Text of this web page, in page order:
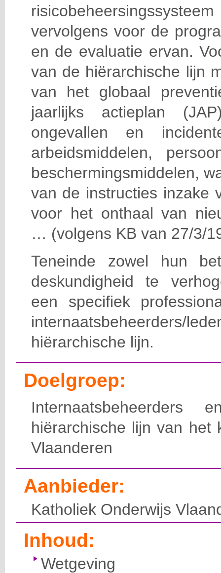
vervolgens voor de
en de evaluatie ervan.
van de hiërarchische lijn
van het globaal
jaarlijks actieplan
ongevallen en
arbeidsmiddelen,
beschermingsmiddelen,
van de instructies inzake
voor het onthaal van
… (volgens KB van 27/3/
Teneinde zowel hun
deskundigheid te
een specifiek
hiërarchische lijn.
Doelgroep:
hiërarchische lijn van het
Vlaanderen
Aanbieder:
Katholiek Onderwijs
Inhoud:
Wetgeving